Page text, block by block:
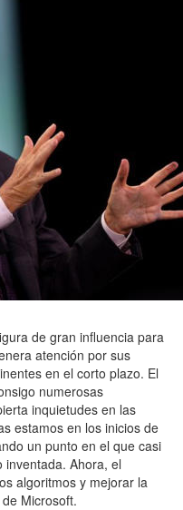
de gran influencia para
atención por sus
en el corto plazo. El
numerosas
inquietudes en las
estamos en los inicios de
un punto en el que casi
Ahora, el
algoritmos y mejorar la
Microsoft.